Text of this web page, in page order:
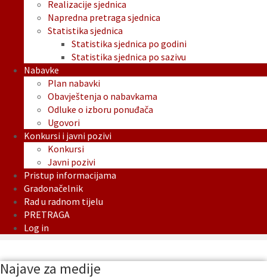
Realizacije sjednica
Napredna pretraga sjednica
Statistika sjednica
Statistika sjednica po godini
Statistika sjednica po sazivu
Nabavke
Plan nabavki
Obavještenja o nabavkama
Odluke o izboru ponuđača
Ugovori
Konkursi i javni pozivi
Konkursi
Javni pozivi
Pristup informacijama
Gradonačelnik
Rad u radnom tijelu
PRETRAGA
Log in
Najave za medije